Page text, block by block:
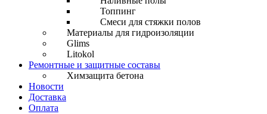
Топпинг
Смеси для стяжки полов
Материалы для гидроизоляции
Glims
Litokol
Ремонтные и защитные составы
Химзащита бетона
Новости
Доставка
Оплата